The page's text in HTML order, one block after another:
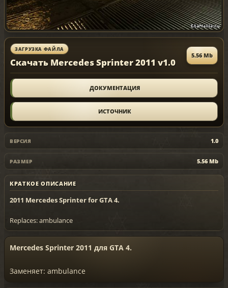
ЗАГРУЗКА ФАЙЛА
Скачать Mercedes Sprinter 2011 v1.0
5.56 Mb
ДОКУМЕНТАЦИЯ
ИСТОЧНИК
ВЕРСИЯ 1.0
РАЗМЕР 5.56 Mb
КРАТКОЕ ОПИСАНИЕ
2011 Mercedes Sprinter for GTA 4.
Replaces: ambulance
Mercedes Sprinter 2011 для GTA 4.
Заменяет: ambulance